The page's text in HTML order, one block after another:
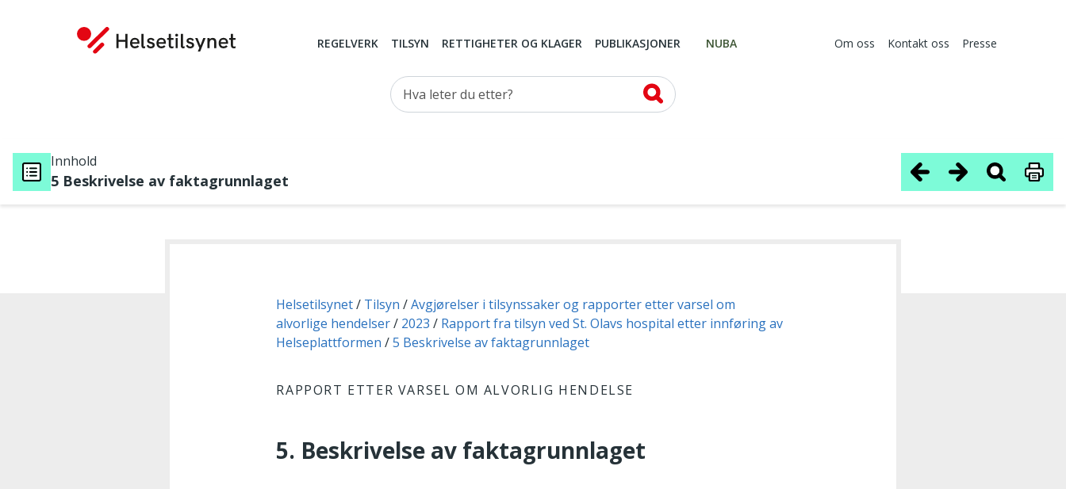
REGELVERK TILSYN RETTIGHETER OG KLAGER PUBLIKASJONER NUBA Om oss Kontakt oss Presse
Hva leter du etter?
Innhold
5 Beskrivelse av faktagrunnlaget
Du er her:
Helsetilsynet Tilsyn
Avgjørelser i tilsynssaker og rapporter etter varsel om
alvorlige hendelser
2023
Rapport fra tilsyn ved St. Olavs hospital etter innføring av
Helseplattformen
5 Beskrivelse av faktagrunnlaget
RAPPORT ETTER VARSEL OM ALVORLIG HENDELSE
5. Beskrivelse av faktagrunnlaget